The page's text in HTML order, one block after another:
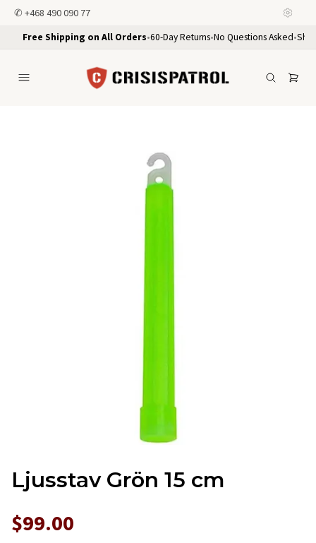
✆ +468 490 090 77
Free Shipping on All Orders•60-Day Returns•No Questions Asked•
Ljusstav Grön 15 cm
$99.00